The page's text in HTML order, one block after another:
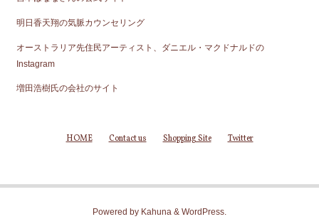
明日香天翔の気脈カウンセリング
オーストラリア先住民アーティスト、ダニエル・マクドナルドの
Instagram
増田浩樹氏の会社のサイト
HOME Contact us Shopping Site Twitter
Powered by Kahuna & WordPress